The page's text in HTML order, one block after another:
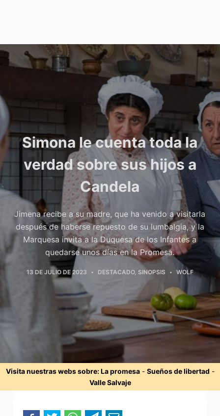
Simona le cuenta toda la
verdad sobre sus hijos a
Candela
Jimena recibe a su madre, que ha venido a visitarla
después de haberse repuesto de su lumbalgia, y la
Marquesa invita a la Duquesa de los Infantes a
quedarse unos días en la Promesa.
13 DE JULIO DE 2023 DESTACADO, SINOPSIS WOLF
Visita nuestras webs sobre:La promesa- Sueños de libertad -
Valle Salvaje